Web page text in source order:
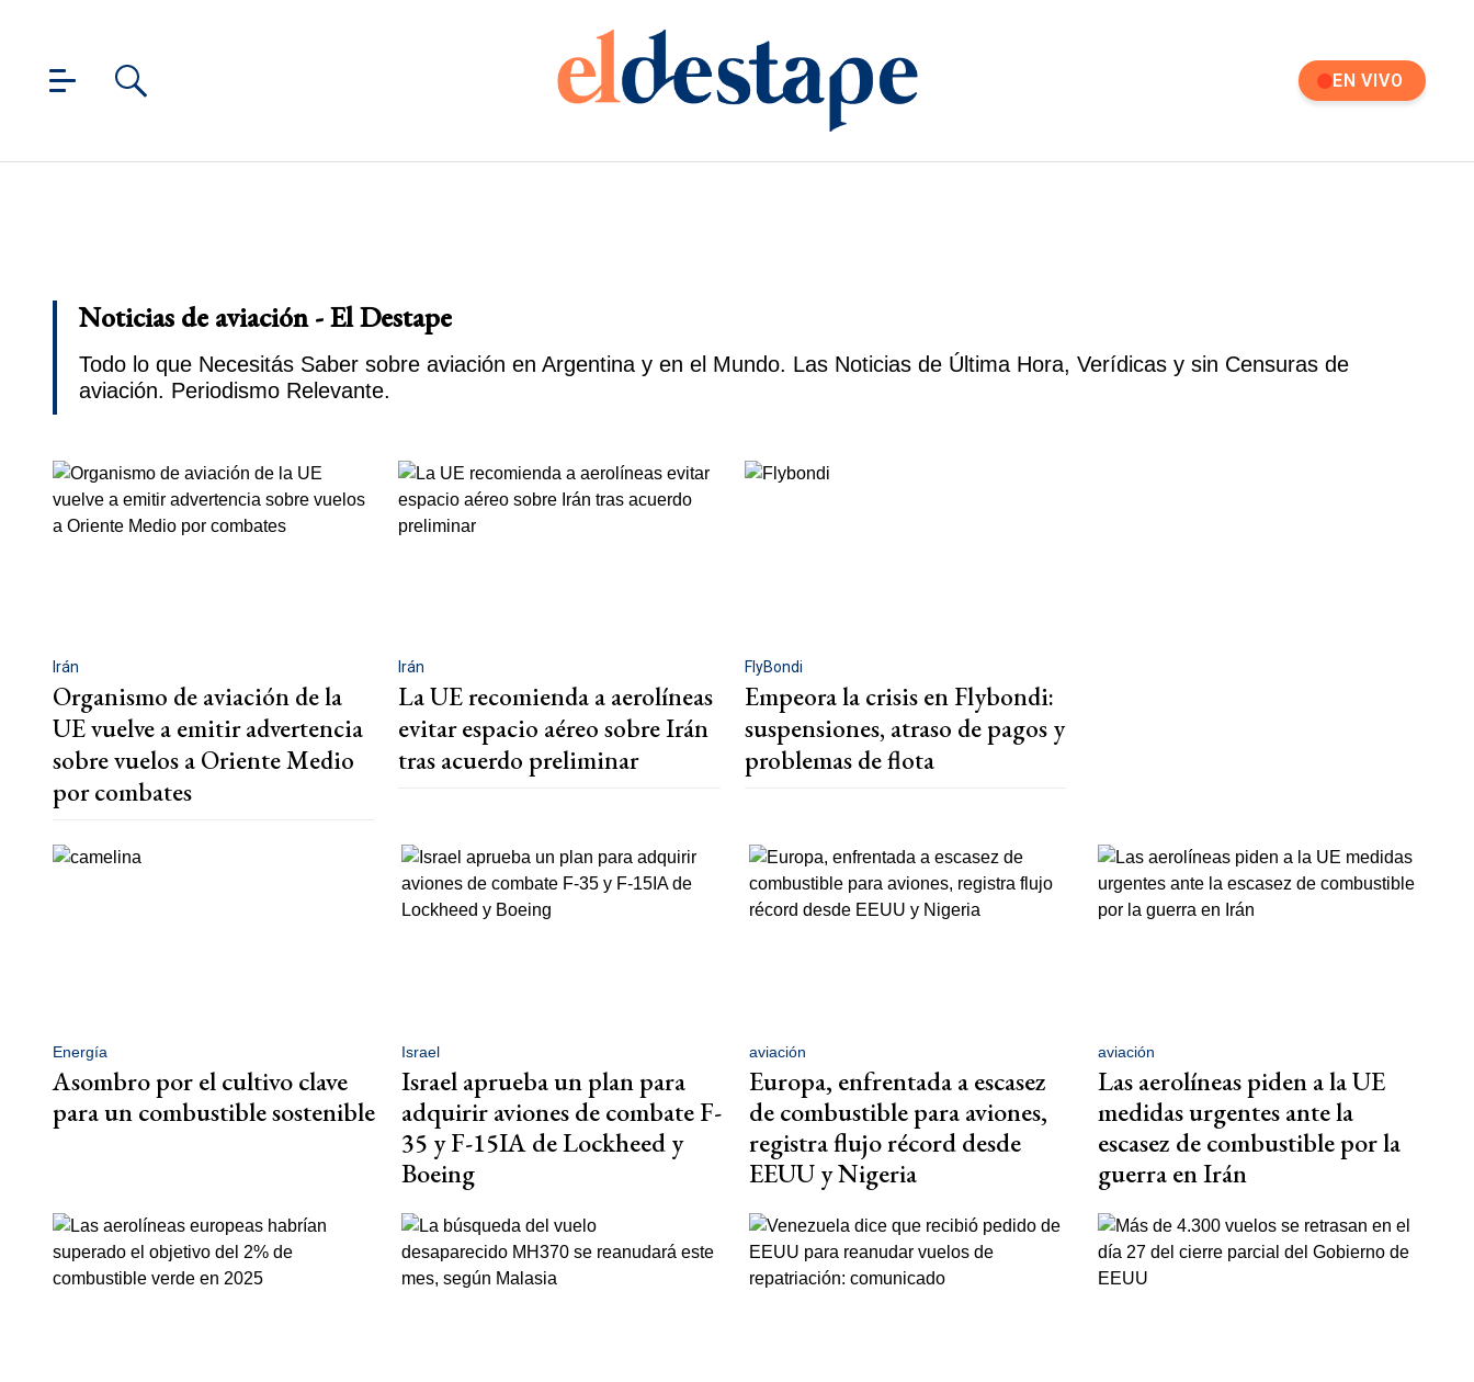
EN VIVO
Noticias de aviación - El Destape
Todo lo que Necesitás Saber sobre aviación en Argentina y en el Mundo. Las Noticias de Última Hora, Verídicas y sin Censuras de
aviación. Periodismo Relevante.
Irán
Organismo de aviación de la
UE vuelve a emitir advertencia
sobre vuelos a Oriente Medio
por combates
Irán
La UE recomienda a aerolíneas
evitar espacio aéreo sobre Irán
tras acuerdo preliminar
FlyBondi
Empeora la crisis en Flybondi:
suspensiones, atraso de pagos y
problemas de flota
Energía
Asombro por el cultivo clave
para un combustible sostenible
Israel
Israel aprueba un plan para
adquirir aviones de combate F-
35 y F-15IA de Lockheed y
Boeing
aviación
Europa, enfrentada a escasez
de combustible para aviones,
registra flujo récord desde
EEUU y Nigeria
aviación
Las aerolíneas piden a la UE
medidas urgentes ante la
escasez de combustible por la
guerra en Irán